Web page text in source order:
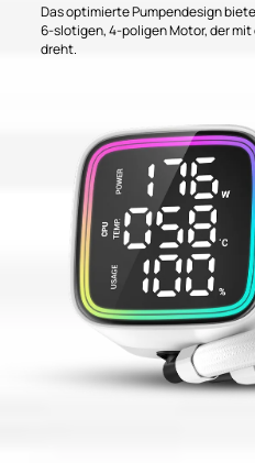
Das optimierte Pumpendesign
6-slotigen, 4-poligen Motor, der
dreht.